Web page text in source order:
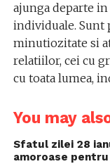
ajunga departe in
individuale. Sunt
minutiozitate si
relatiilor, cei cu
cu toata lumea,
You may
Sfatul zilei 28
amoroase